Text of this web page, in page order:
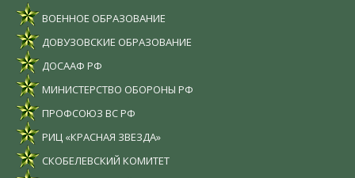
ВОЕННОЕ ОБРАЗОВАНИЕ
ДОВУЗОВСКИЕ ОБРАЗОВАНИЕ
ДОСААФ РФ
МИНИСТЕРСТВО ОБОРОНЫ РФ
ПРОФСОЮЗ ВС РФ
РИЦ «КРАСНАЯ ЗВЕЗДА»
СКОБЕЛЕВСКИЙ КОМИТЕТ